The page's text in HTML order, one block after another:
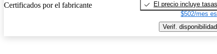
Certificados por el fabricante
El precio incluye tasas
$502/mes
Verif. disponibilidad